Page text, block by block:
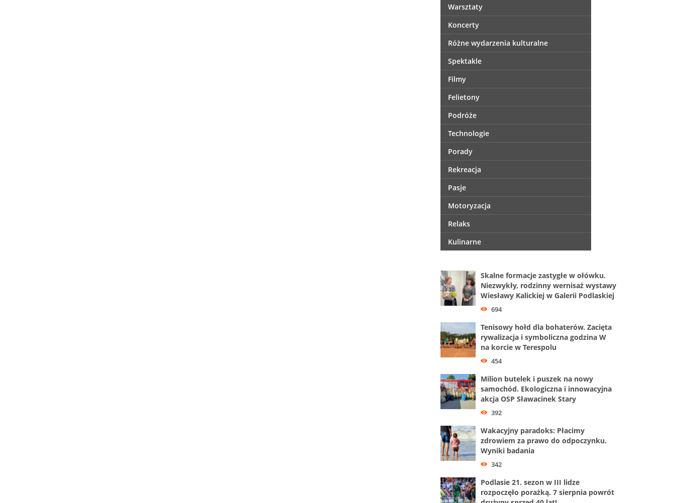
Warsztaty
Koncerty
Różne wydarzenia kulturalne
Spektakle
Filmy
Felietony
Podróże
Technologie
Porady
Rekreacja
Pasje
Motoryzacja
Relaks
Kulinarne
Skalne formacje zastygłe w ołówku.
Niezwykły, rodzinny wernisaż wystawy
Wiesławy Kalickiej w Galerii Podlaskiej
694
Tenisowy hołd dla bohaterów. Zacięta
rywalizacja i symboliczna godzina W
na korcie w Terespolu
454
Milion butelek i puszek na nowy
samochód. Ekologiczna i innowacyjna
akcja OSP Sławacinek Stary
392
Wakacyjny paradoks: Płacimy
zdrowiem za prawo do odpoczynku.
Wyniki badania
342
Podlasie 21. sezon w III lidze
rozpoczęło porażką. 7 sierpnia powrót